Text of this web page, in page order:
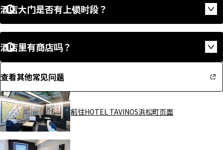
酒店大门是否有上锁时段？
酒店里有商店吗？
查看其他常见问题
前往HOTEL TAVINOS浜松町页面